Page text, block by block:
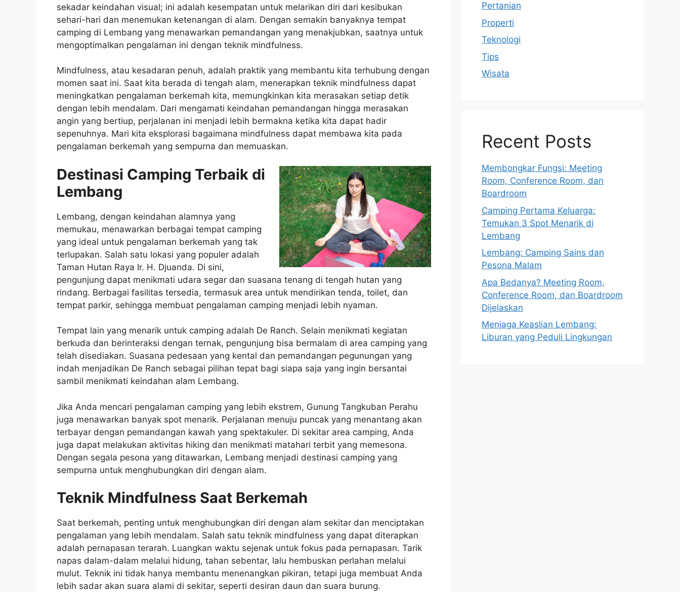
sekadar keindahan visual; ini adalah kesempatan untuk melarikan diri dari kesibukan
sehari-hari dan menemukan ketenangan di alam. Dengan semakin banyaknya tempat
camping di Lembang yang menawarkan pemandangan yang menakjubkan, saatnya untuk
mengoptimalkan pengalaman ini dengan teknik mindfulness.
Mindfulness, atau kesadaran penuh, adalah praktik yang membantu kita terhubung dengan
momen saat ini. Saat kita berada di tengah alam, menerapkan teknik mindfulness dapat
meningkatkan pengalaman berkemah kita, memungkinkan kita merasakan setiap detik
dengan lebih mendalam. Dari mengamati keindahan pemandangan hingga merasakan
angin yang bertiup, perjalanan ini menjadi lebih bermakna ketika kita dapat hadir
sepenuhnya. Mari kita eksplorasi bagaimana mindfulness dapat membawa kita pada
pengalaman berkemah yang sempurna dan memuaskan.
Destinasi Camping Terbaik di
Lembang
Lembang, dengan keindahan alamnya yang
memukau, menawarkan berbagai tempat camping
yang ideal untuk pengalaman berkemah yang tak
terlupakan. Salah satu lokasi yang populer adalah
Taman Hutan Raya Ir. H. Djuanda. Di sini,
pengunjung dapat menikmati udara segar dan suasana tenang di tengah hutan yang
rindang. Berbagai fasilitas tersedia, termasuk area untuk mendirikan tenda, toilet, dan
tempat parkir, sehingga membuat pengalaman camping menjadi lebih nyaman.
Tempat lain yang menarik untuk camping adalah De Ranch. Selain menikmati kegiatan
berkuda dan berinteraksi dengan ternak, pengunjung bisa bermalam di area camping yang
telah disediakan. Suasana pedesaan yang kental dan pemandangan pegunungan yang
indah menjadikan De Ranch sebagai pilihan tepat bagi siapa saja yang ingin bersantai
sambil menikmati keindahan alam Lembang.
Jika Anda mencari pengalaman camping yang lebih ekstrem, Gunung Tangkuban Perahu
juga menawarkan banyak spot menarik. Perjalanan menuju puncak yang menantang akan
terbayar dengan pemandangan kawah yang spektakuler. Di sekitar area camping, Anda
juga dapat melakukan aktivitas hiking dan menikmati matahari terbit yang memesona.
Dengan segala pesona yang ditawarkan, Lembang menjadi destinasi camping yang
sempurna untuk menghubungkan diri dengan alam.
Teknik Mindfulness Saat Berkemah
Saat berkemah, penting untuk menghubungkan diri dengan alam sekitar dan menciptakan
pengalaman yang lebih mendalam. Salah satu teknik mindfulness yang dapat diterapkan
adalah pernapasan terarah. Luangkan waktu sejenak untuk fokus pada pernapasan. Tarik
napas dalam-dalam melalui hidung, tahan sebentar, lalu hembuskan perlahan melalui
mulut. Teknik ini tidak hanya membantu menenangkan pikiran, tetapi juga membuat Anda
lebih sadar akan suara alami di sekitar, seperti desiran daun dan suara burung.
Pertanian
Properti
Teknologi
Tips
Wisata
Recent Posts
Membongkar Fungsi: Meeting
Room, Conference Room, dan
Boardroom
Camping Pertama Keluarga:
Temukan 3 Spot Menarik di
Lembang
Lembang: Camping Sains dan
Pesona Malam
Apa Bedanya? Meeting Room,
Conference Room, dan Boardroom
Dijelaskan
Menjaga Keaslian Lembang:
Liburan yang Peduli Lingkungan